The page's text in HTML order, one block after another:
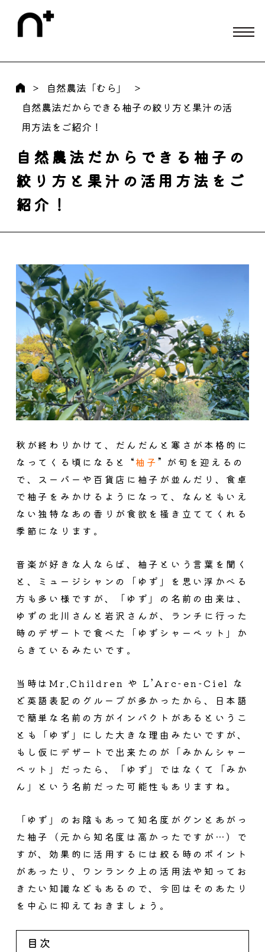
自然農法「むら」
自然農法だからできる柚子の絞り方と果汁の活
用方法をご紹介！
自然農法だからできる柚子の
絞り方と果汁の活用方法をご
紹介！
秋が終わりかけて、だんだんと寒さが本格的に
なってくる頃になると “柚子” が旬を迎えるの
で、スーパーや百貨店に柚子が並んだり、食卓
で柚子をみかけるようになって、なんともいえ
ない独特なあの香りが食欲を掻き立ててくれる
季節になります。
音楽が好きな人ならば、柚子という言葉を聞く
と、ミュージシャンの「ゆず」を思い浮かべる
方も多い様ですが、「ゆず」の名前の由来は、
ゆずの北川さんと岩沢さんが、ランチに行った
時のデザートで食べた「ゆずシャーベット」か
らきているみたいです。
当時はMr.Children や L’Arc-en-Ciel な
ど英語表記のグループが多かったから、日本語
で簡単な名前の方がインパクトがあるというこ
とも「ゆず」にした大きな理由みたいですが、
もし仮にデザートで出来たのが「みかんシャー
ベット」だったら、「ゆず」ではなくて「みか
ん」という名前だった可能性もありますね。
「ゆず」のお陰もあって知名度がグンとあがっ
た柚子（元から知名度は高かったですが…）で
すが、 効果的に活用するには絞る時のポイント
があったり、ワンランク上の活用法や知ってお
きたい知識などもあるので、今回はそのあたり
を中心に抑えておきましょう。
目次